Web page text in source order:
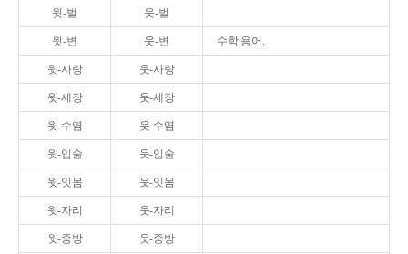
윗-벌 웃-벌
윗-변 웃-변 수학 용어.
윗-사랑 웃-사랑
윗-세장 웃-세장
윗-수염 웃-수염
윗-입술 웃-입술
윗-잇몸 웃-잇몸
윗-자리 웃-자리
윗-중방 웃-중방